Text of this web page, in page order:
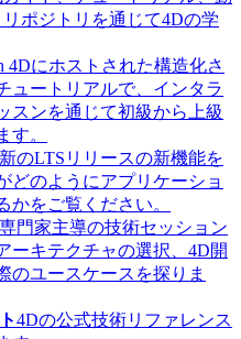
ポジトリを通じて4Dの学
4Dにホストされた構造化さ
ュートリアルで、インタラ
スンを通じて初級から上級
す。
のLTSリリースの新機能を
どのようにアプリケーショ
かをご覧ください。
専門家主導の技術セッション
ーキテクチャの選択、4D開
のユースケースを探りま
4Dの公式技術リファレンス